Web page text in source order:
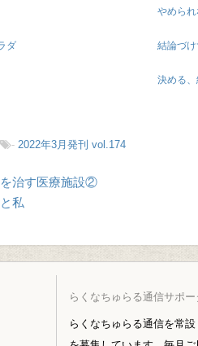
やめられ
ダ 結論づ
決める
- 2022年3月発刊 vol.174
治す医療施設②
私
らくなちゅらる通信サポ
らくなちゅらる通信を常